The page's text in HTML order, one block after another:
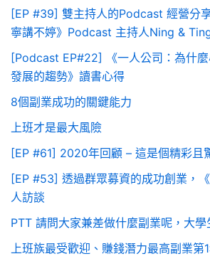
[EP #39] 雙主持人的Podcast 經營分
寧講不婷》Podcast 主持人Ning &
[Podcast EP#22] 《一人公司：為什
發展的趨勢》讀書心得
8個副業成功的關鍵能力
上班才是最大風險
[EP #61] 2020年回顧 – 這是個精彩且
[EP #53] 透過群眾募資的成功創業，
人訪談
PTT 請問大家兼差做什麼副業呢，大學
上班族最受歡迎、賺錢潛力最高副業第